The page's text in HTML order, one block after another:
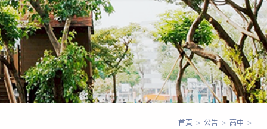
AFFILIATED SENIOR HIGH SCHOOL OF NATIONAL
KAOHSIUNG NORMAL UNIVERSITY
首頁 > 公告 > 高中 >